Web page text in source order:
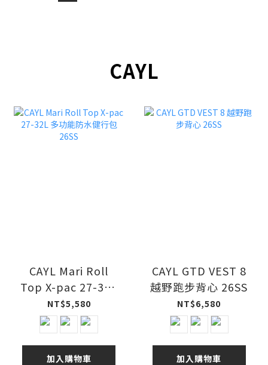
CAYL
CAYL Mari Roll
Top X-pac 27-32L
多功能防水健行包
26SS
NT$5,580
加入購物車
CAYL GTD VEST 8
越野跑步背心 26SS
NT$6,580
加入購物車